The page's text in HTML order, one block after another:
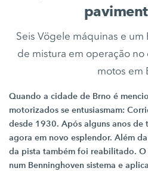
Seis Vögele máquinas e
de mistura em operação
motos em
Quando a cidade de Brno é
motorizados se entusiasmam:
desde 1930. Após alguns anos
agora em novo esplendor. Além
da pista também foi reabilitado.
num Benninghoven sistema e